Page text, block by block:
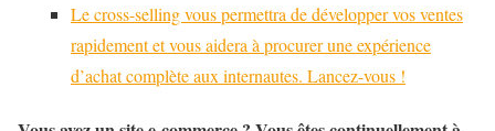
Le cross-selling vous permettra de développer vos ventes
rapidement et vous aidera à procurer une expérience
d’achat complète aux internautes. Lancez-vous !